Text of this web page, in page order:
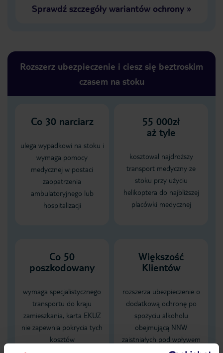
Sprawdź szczegóły wariantów ochrony»
Rozszerz ubezpieczenie i ciesz się beztroskim
czasem na stoku
Co 30 narciarz
ulega wypadkowi na stoku i
wymaga pomocy
medycznej w postaci
zaopatrzenia
ambulatoryjnego lub
hospitalizacji
55 000zł
aż tyle
kosztował najdroższy
transport medyczny ze
stoku przy użyciu
helikoptera do najbliższej
placówki medycznej
Co 50
poszkodowany
wymaga specjalistycznego
transportu do kraju
zamieszkania, karta EKUZ
nie zapewnia pokrycia tych
kosztów
Większość
Klientów
rozszerza ubezpieczenie o
dodatkową ochronę po
spożyciu alkoholu
obejmującą NNW
zaistniałych pod wpływem
alkoholu